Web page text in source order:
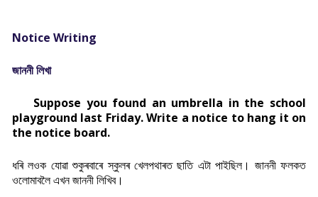
Notice Writing
জাননী লিখা
Suppose you found an umbrella in the school
playground last Friday. Write a notice to hang it on
the notice board.
ধৰি লওক যোৱা শুকুৰবাৰে স্কুলৰ খেলপথাৰত ছাতি এটা পাইছিল। জাননী ফলকত
ওলোমাবলৈ এখন জাননী লিখিব।